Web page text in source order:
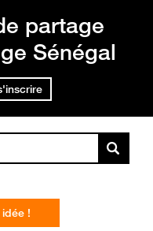
partage
Sénégal
!